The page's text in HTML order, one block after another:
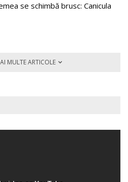
se schimbă brusc: Canicula
MULTE ARTICOLE